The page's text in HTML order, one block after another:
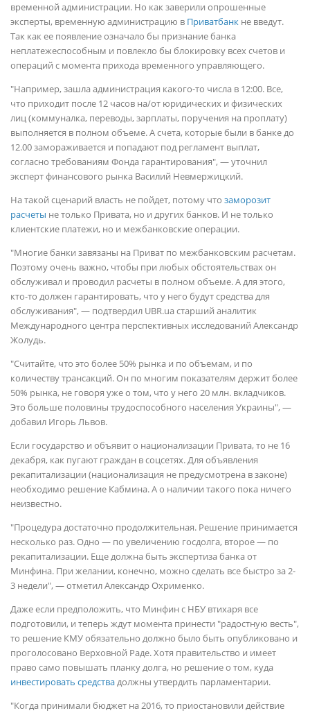
временной администрации. Но как заверили опрошенные
эксперты, временную администрацию в Приватбанк не введут.
Так как ее появление означало бы признание банка
неплатежеспособным и повлекло бы блокировку всех счетов и
операций с момента прихода временного управляющего.
"Например, зашла администрация какого-то числа в 12:00. Все,
что приходит после 12 часов на/от юридических и физических
лиц (коммуналка, переводы, зарплаты, поручения на проплату)
выполняется в полном объеме. А счета, которые были в банке до
12.00 замораживается и попадают под регламент выплат,
согласно требованиям Фонда гарантирования", — уточнил
эксперт финансового рынка Василий Невмержицкий.
На такой сценарий власть не пойдет, потому что заморозит
расчеты не только Привата, но и других банков. И не только
клиентские платежи, но и межбанковские операции.
"Многие банки завязаны на Приват по межбанковским расчетам.
Поэтому очень важно, чтобы при любых обстоятельствах он
обслуживал и проводил расчеты в полном объеме. А для этого,
кто-то должен гарантировать, что у него будут средства для
обслуживания", — подтвердил UBR.ua старший аналитик
Международного центра перспективных исследований Александр
Жолудь.
"Считайте, что это более 50% рынка и по объемам, и по
количеству трансакций. Он по многим показателям держит более
50% рынка, не говоря уже о том, что у него 20 млн. вкладчиков.
Это больше половины трудоспособного населения Украины", —
добавил Игорь Львов.
Если государство и объявит о национализации Привата, то не 16
декабря, как пугают граждан в соцсетях. Для объявления
рекапитализации (национализация не предусмотрена в законе)
необходимо решение Кабмина. А о наличии такого пока ничего
неизвестно.
"Процедура достаточно продолжительная. Решение принимается
несколько раз. Одно — по увеличению госдолга, второе — по
рекапитализации. Еще должна быть экспертиза банка от
Минфина. При желании, конечно, можно сделать все быстро за 2-
3 недели", — отметил Александр Охрименко.
Даже если предположить, что Минфин с НБУ втихаря все
подготовили, и теперь ждут момента принести "радостную весть",
то решение КМУ обязательно должно было быть опубликовано и
проголосовано Верховной Раде. Хотя правительство и имеет
право само повышать планку долга, но решение о том, куда
инвестировать средствадолжны утвердить парламентарии.
"Когда принимали бюджет на 2016, то приостановили действие